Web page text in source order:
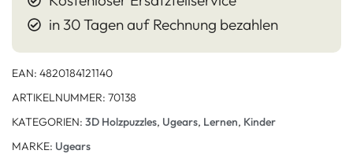
in 30 Tagen auf Rechnung bezahlen
EAN: 4820184121140
ARTIKELNUMMER: 70138
KATEGORIEN: 3D Holzpuzzles, Ugears, Lernen, Kinder
MARKE: Ugears